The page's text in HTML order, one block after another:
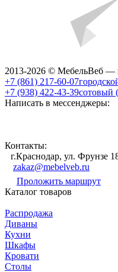
2013-2026 © МебельВеб —
+7 (861) 217-60-07
+7 (938) 422-43-39сотовый
Написать в мессенджеры:
Контакты:
г.Краснодар, ул. Фрунзе
zakaz@mebelveb.ru
Проложить маршрут
Каталог товаров
Распродажа
Диваны
Кухни
Шкафы
Кровати
Столы